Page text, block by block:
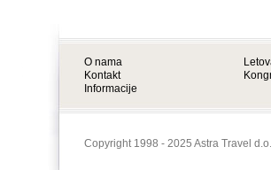
O nama
Kontakt
Informacije
Copyright 1998 - 2025 Astra Travel